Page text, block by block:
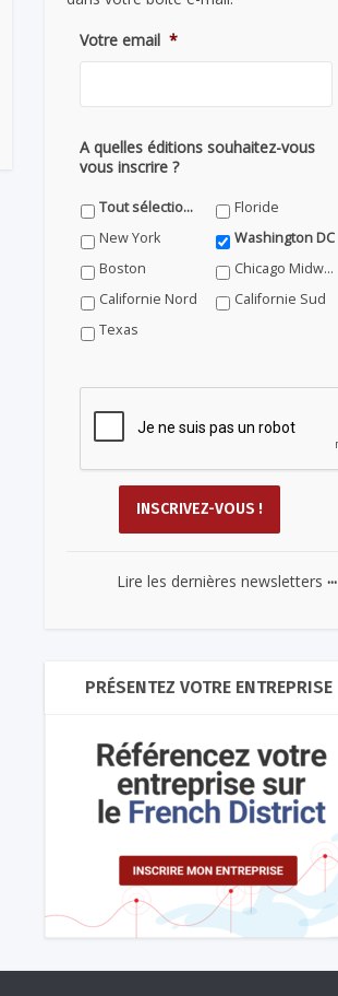
Votre email *
A quelles éditions souhaitez-vous
vous inscrire ?
Tout sélectionner
Floride
New York
Washington DC
Boston
Chicago Midwest
Californie Nord
Californie Sud
Texas
Lire les dernières newsletters ...
PRÉSENTEZ VOTRE ENTREPRISE